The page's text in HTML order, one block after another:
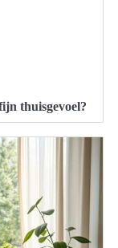
thuisgevoel?